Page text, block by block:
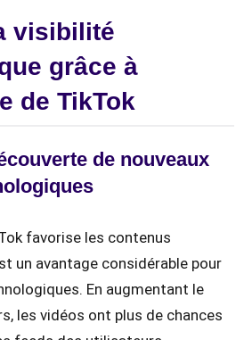
visibilité
grâce à
de TikTok
de nouveaux
favorise les contenus
un avantage considérable pour
En augmentant le
les vidéos ont plus de chances